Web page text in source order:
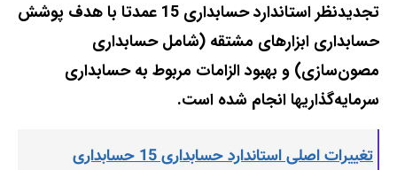
تجدیدنظر استاندارد حسابداری 15 عمدتا با هدف پوشش
حسابداری ابزارهای مشتقه (شامل حسابداری
مصون‌سازی) و بهبود الزامات مربوط به حسابداری
سرمایه‌گذاریها انجام شده است.
تغییرات اصلی استاندارد حسابداری 15 حسابداری